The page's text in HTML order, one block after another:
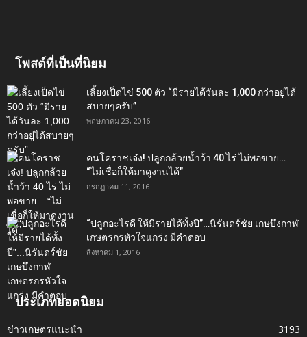
โพสต์ที่เป็นที่นิยม
เลี้ยงเป็ดไข่ 500 ตัว “มีรายได้วันละ 1,000 กว่าอยู่ได้
สบายๆครับ”
พฤษภาคม 23, 2016
คนโคราชเจ๋ง! ปลูกกล้วยน้ำว้า 40 ไร่ ไม่พอขาย…
“ไม่เชื่อก็ให้มาดูงานได้”‬
กรกฎาคม 11, 2016
“ปลูกอะไรดี ให้มีรายได้ทั้งปี”…นิรันดร์ชัย เกษบึงกาฬ
เกษตรกรหัวใจแกร่ง มีคำตอบ
สิงหาคม 1, 2016
ประเภทยอดนิยม
ข่าวเกษตรแนะนำ
3193